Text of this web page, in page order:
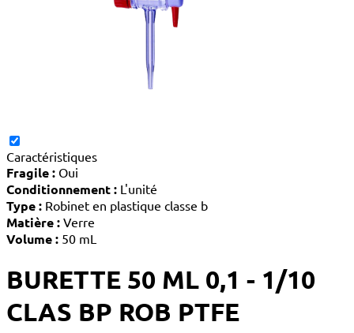
Caractéristiques
Fragile : Oui
Conditionnement : L'unité
Type : Robinet en plastique classe b
Matière : Verre
Volume : 50 mL
BURETTE 50 ML 0,1 - 1/10
CLAS BP ROB PTFE